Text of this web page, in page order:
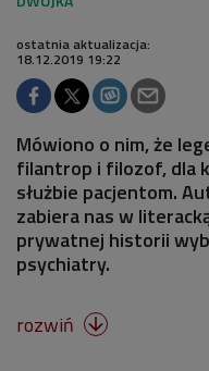
ostatnia aktualizacja:
18.12.2019 19:22
Mówiono o nim, że
filantrop i filozof, dla
służbie pacjentom.
zabiera nas w
prywatnej historii
psychiatry.
rozwiń 